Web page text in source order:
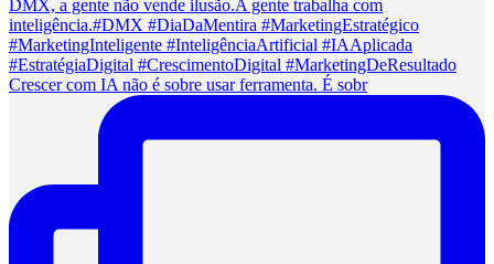
Crescer com IA não é sobre usar ferramenta. É sobr